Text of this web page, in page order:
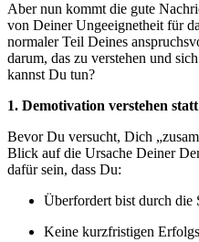
Aber nun kommt die gute
von Deiner Ungeeignetheit für
normaler Teil Deines
darum, das zu verstehen und
kannst Du tun?
1. Demotivation verstehen
Bevor Du versucht, Dich
Blick auf die Ursache Deiner
dafür sein, dass Du:
Überfordert bist durch die
Keine kurzfristigen